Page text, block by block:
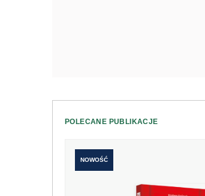
POLECANE PUBLIKACJE
NOWOŚĆ